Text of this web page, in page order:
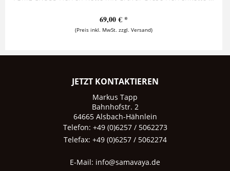
69,00 € *
(Preis inkl. MwSt. zzgl. Versand)
JETZT KONTAKTIEREN
Markus Tapp
Bahnhofstr. 2
64665 Alsbach-Hähnlein
Telefon: +49 (0)6257 / 5062273
Telefax: +49 (0)6257 / 5062274
E-Mail: info@samavaya.de